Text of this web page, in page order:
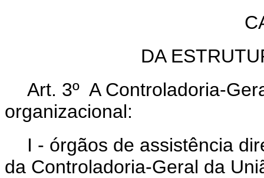
DA
Art. 3º A Controladoria-
organizacional:
I - órgãos de assistência
da Controladoria-Geral da